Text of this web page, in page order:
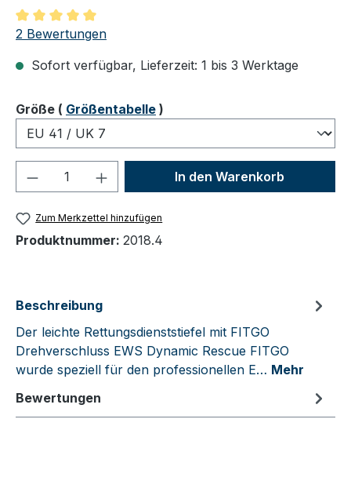
Durchschnittliche Bewertung von 5 von 5 Sternen
2 Bewertungen
Sofort verfügbar, Lieferzeit: 1 bis 3 Werktage
Größeauswählen
( Größentabelle )
Produkt Anzahl: Gib denIn den Warenkorb
Zum Merkzettel hinzufügen
Produktnummer: 2018.4
Beschreibung
Der leichte Rettungsdienststiefel mit FITGO
Drehverschluss EWS Dynamic Rescue FITGO
wurde speziell für den professionellen E… Mehr
Bewertungen